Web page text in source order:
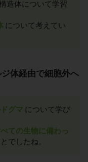
造体について学習
について考えてい
体経由で細胞外へ
グマ について学び
ての生物に備わっ
でしたね。